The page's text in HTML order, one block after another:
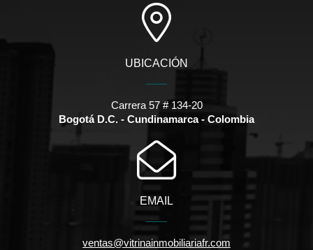
UBICACIÓN
Carrera 57 # 134-20
Bogotá D.C. - Cundinamarca - Colombia
EMAIL
ventas@vitrinainmobiliariafr.com